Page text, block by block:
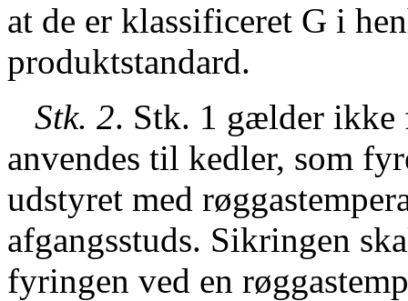
at de er klassificeret G i
produktstandard.
Stk. 2. Stk. 1 gælder ikke
anvendes til kedler, som
udstyret med
afgangsstuds. Sikringen
fyringen ved en